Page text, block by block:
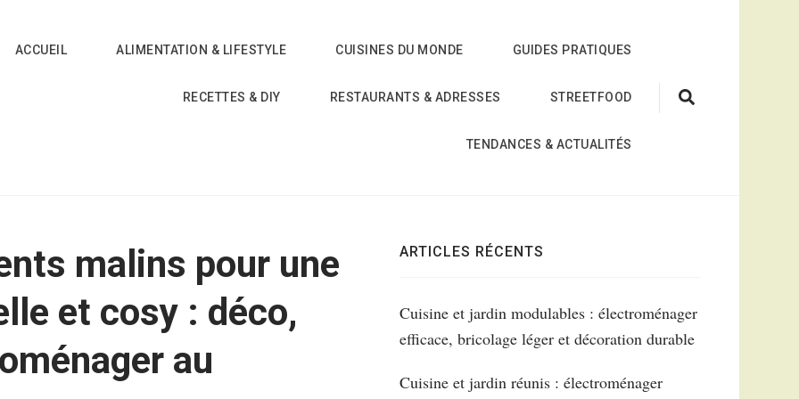
ACCUEIL ALIMENTATION & LIFESTYLE CUISINES DU MONDE GUIDES PRATIQUES
RECETTES & DIY RESTAURANTS & ADRESSES STREETFOOD
TENDANCES & ACTUALITÉS
malins pour une
et cosy : déco,
au
ARTICLES RÉCENTS
Cuisine et jardin modulables : électroménager
efficace, bricolage léger et décoration durable
Cuisine et jardin réunis : électroménager